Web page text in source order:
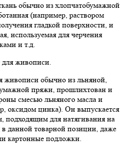
обычно из хлопчатобумажной
(например, раствором
гладкой поверхности, и
используемая для черчения
и т.д.
для живописи.
живописи обычно из льняной,
пряжи, прошлихтован и
смесью льняного масла и
оксидом цинка). Он выпускается
подходящим для натягивания на
в данной товарной позиции, даже
картонные подложки.